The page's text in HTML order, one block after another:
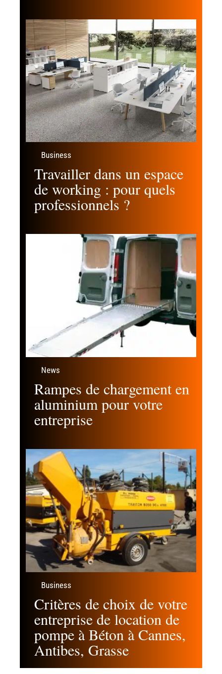
Business
Travailler dans un espace
de working : pour quels
professionnels ?
News
Rampes de chargement en
aluminium pour votre
entreprise
Business
Critères de choix de votre
entreprise de location de
pompe à Béton à Cannes,
Antibes, Grasse